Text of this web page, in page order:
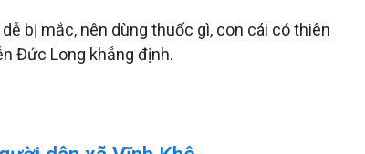
bị mắc, nên dùng thuốc gì, con cái có thiên
Đức Long khẳng định.